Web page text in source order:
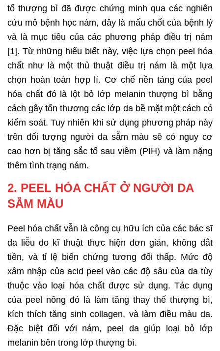
tố thượng bì đã được chứng minh qua các nghiên
cứu mô bệnh học nám, đây là mấu chốt của bệnh lý
và là mục tiêu của các phương pháp điều trị nám
[1]. Từ những hiểu biết này, việc lựa chọn peel hóa
chất như là một thủ thuật điều trị nám là một lựa
chọn hoàn toàn hợp lí. Cơ chế nền tảng của peel
hóa chất đó là lột bỏ lớp melanin thượng bì bằng
cách gây tổn thương các lớp da bề mặt một cách có
kiểm soát. Tuy nhiên khi sử dụng phương pháp này
trên đối tượng người da sẫm màu sẽ có nguy cơ
cao hơn bị tăng sắc tố sau viêm (PIH) và làm nặng
thêm tình trạng nám.
2. PEEL HÓA CHẤT Ở NGƯỜI DA
SẪM MÀU
Peel hóa chất vẫn là công cụ hữu ích của các bác sĩ
da liễu do kĩ thuật thực hiện đơn giản, không đắt
tiền, và tỉ lệ biến chứng tương đối thấp. Mức độ
xâm nhập của acid peel vào các độ sâu của da tùy
thuộc vào loại hóa chất được sử dụng. Tác dụng
của peel nông đó là làm tăng thay thế thượng bì,
kích thích tăng sinh collagen, và làm điều màu da.
Đặc biệt đối với nám, peel da giúp loại bỏ lớp
melanin bên trong lớp thượng bì.